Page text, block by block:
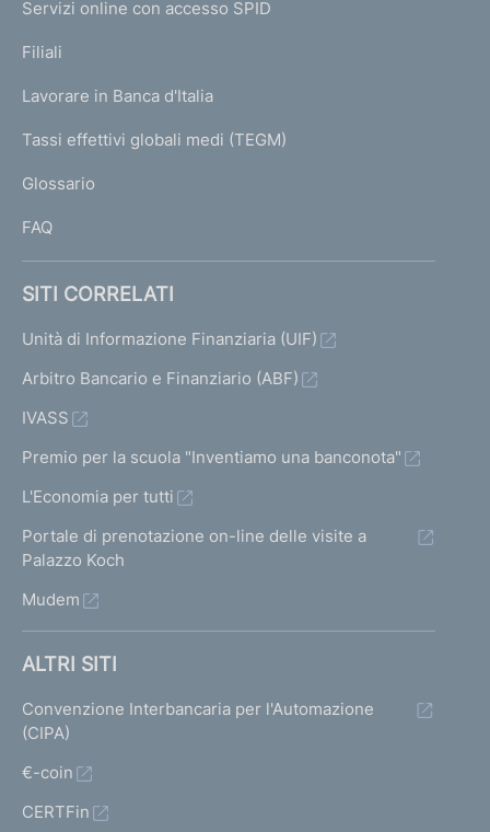
a
g
N
K
T
I
I
Servizi online con accesso SPID
Filiali
Lavorare in Banca d'Italia
Tassi effettivi globali medi (TEGM)
Glossario
FAQ
SITI CORRELATI
Unità di Informazione Finanziaria (UIF)
Arbitro Bancario e Finanziario (ABF)
IVASS
Premio per la scuola "Inventiamo una banconota"
L'Economia per tutti
Portale di prenotazione on-line delle visite a
Palazzo Koch
Mudem
ALTRI SITI
Convenzione Interbancaria per l'Automazione
(CIPA)
€-coin
CERTFin